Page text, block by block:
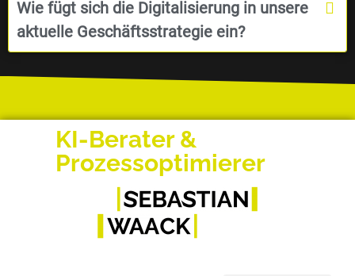
Wie fügt sich die Digitalisierung in unsere
aktuelle Geschäftsstrategie ein?
KI-Berater &
Prozessoptimierer